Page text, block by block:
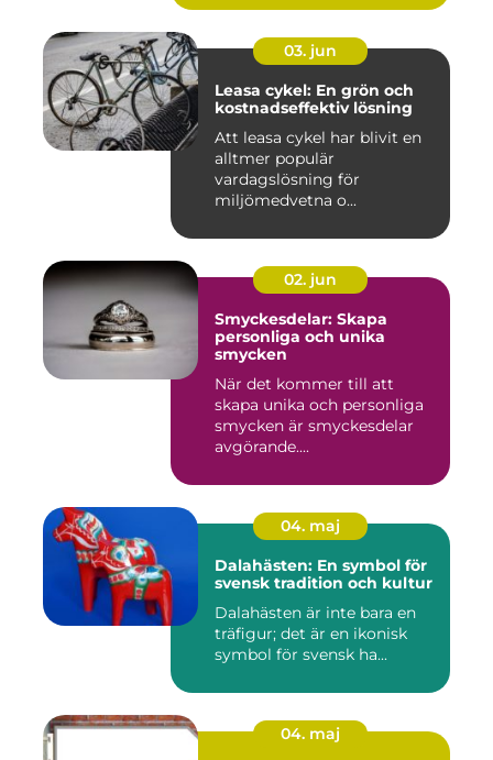
03. jun
Leasa cykel: En grön och
kostnadseffektiv lösning
Att leasa cykel har blivit en
alltmer populär
vardagslösning för
miljömedvetna o...
02. jun
Smyckesdelar: Skapa
personliga och unika
smycken
När det kommer till att
skapa unika och personliga
smycken är smyckesdelar
avgörande....
04. maj
Dalahästen: En symbol för
svensk tradition och kultur
Dalahästen är inte bara en
träfigur; det är en ikonisk
symbol för svensk ha...
04. maj